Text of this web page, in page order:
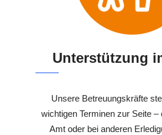
Unterstützung
Unsere Betreuungskräfte
wichtigen Terminen zur Seite –
Amt oder bei anderen